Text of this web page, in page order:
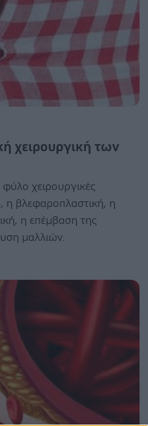
χειρουργική των
φύλο χειρουργικές
η βλεφαροπλαστική, η
η επέμβαση της
μαλλιών.